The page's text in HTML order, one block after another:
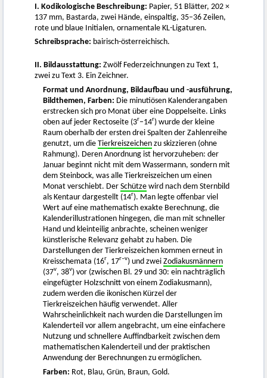
I. Kodikologische Beschreibung: Papier, 51 Blätter, 202 ×
137 mm, Bastarda, zwei Hände, einspaltig, 35–36 Zeilen,
rote und blaue Initialen, ornamentale KL-Ligaturen.
Schreibsprache: bairisch-österreichisch.
II. Bildausstattung: Zwölf Federzeichnungen zu Text 1,
zwei zu Text 3. Ein Zeichner.
Format und Anordnung, Bildaufbau und -ausführung,
Bildthemen, Farben: Die minutiösen Kalenderangaben
erstrecken sich pro Monat über eine Doppelseite. Links
oben auf jeder Rectoseite (3r–14r) wurde der kleine
Raum oberhalb der ersten drei Spalten der Zahlenreihe
genutzt, um die Tierkreiszeichen zu skizzieren (ohne
Rahmung). Deren Anordnung ist hervorzuheben: der
Januar beginnt nicht mit dem Wassermann, sondern mit
dem Steinbock, was alle Tierkreiszeichen um einen
Monat verschiebt. Der Schütze wird nach dem Sternbild
als Kentaur dargestellt (14r). Man legte offenbar viel
Wert auf eine mathematisch exakte Berechnung, die
Kalenderillustrationen hingegen, die man mit schneller
Hand und kleinteilig anbrachte, scheinen weniger
künstlerische Relevanz gehabt zu haben. Die
Darstellungen der Tierkreiszeichen kommen erneut in
Kreisschemata (16r, 17r–v) und zwei Zodiakusmännern
(37v, 38v) vor (zwischen Bl. 29 und 30: ein nachträglich
eingefügter Holzschnitt von einem Zodiakusmann),
zudem werden die ikonischen Kürzel der
Tierkreiszeichen häufig verwendet. Aller
Wahrscheinlichkeit nach wurden die Darstellungen im
Kalenderteil vor allem angebracht, um eine einfachere
Nutzung und schnellere Auffindbarkeit zwischen dem
mathematischen Kalenderteil und der praktischen
Anwendung der Berechnungen zu ermöglichen.
Farben: Rot, Blau, Grün, Braun, Gold.